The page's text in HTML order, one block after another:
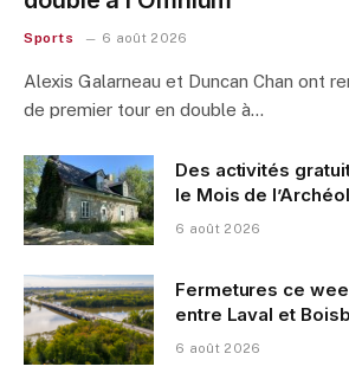
Sports 6 août 2026
Alexis Galarneau et Duncan Chan ont
de premier tour en double à…
Des activités
le Mois de
6 août 2026
Fermetures ce
entre Laval et
6 août 2026